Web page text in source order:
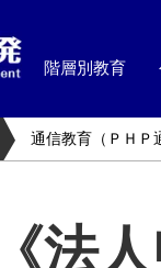
階層別教育
通信教育（ＰＨＰ
法